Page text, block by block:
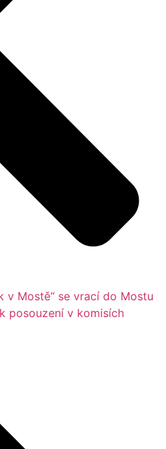
v Mostě“ se vrací do Mostu
posouzení v komisích